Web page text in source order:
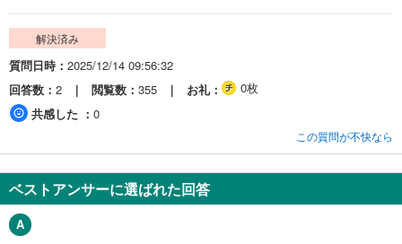
解決済み
質問日時
2025/12/14 09:56:32
回答数
2 閲覧数 355 お礼
0枚
共感した
0
この質問が不快なら
ベストアンサーに選ばれた回答